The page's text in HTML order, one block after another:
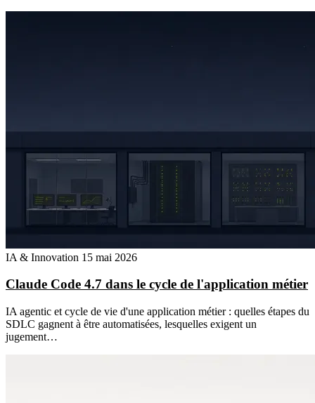
IA & Innovation 15 mai 2026
Claude Code 4.7 dans le cycle de l'application métier
IA agentic et cycle de vie d'une application métier : quelles étapes du
SDLC gagnent à être automatisées, lesquelles exigent un
jugement…